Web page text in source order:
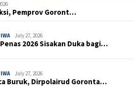
Pemprov Goront…
July 27, 2026
2026 Sisakan Duka bagi…
July 27, 2026
Buruk, Dirpolairud Goronta…